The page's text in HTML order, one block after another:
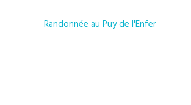
Randonnée au Puy de l'Enfer